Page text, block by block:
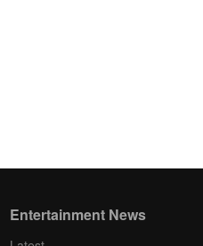
Entertainment News